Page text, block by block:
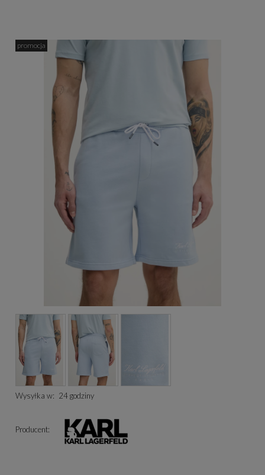
promocja
Wysyłka w: 24 godziny
Producent: